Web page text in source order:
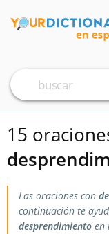
15
Las oraciones con
continuación te
desprendimiento en